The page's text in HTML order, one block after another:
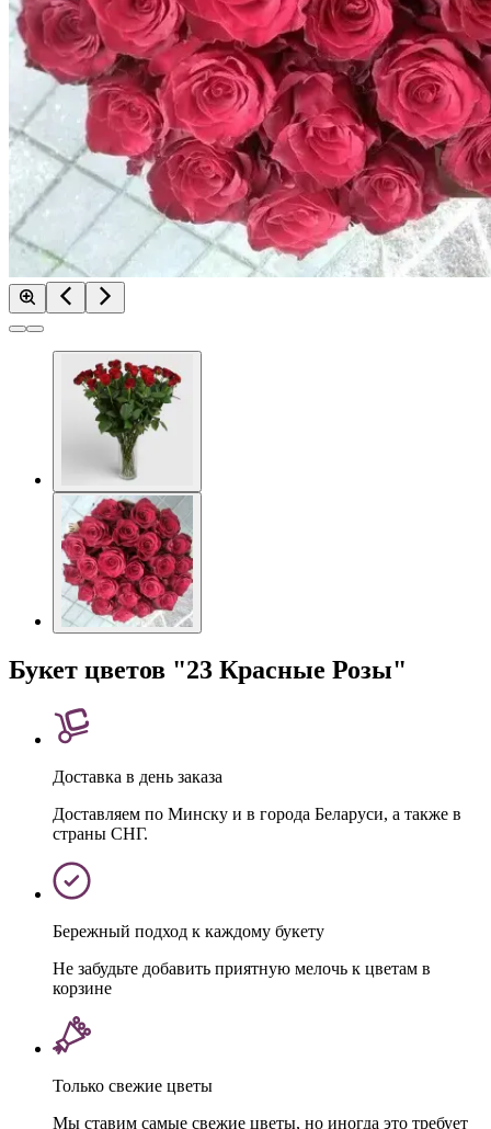
Букет цветов "23 Красные Розы"
Доставка в день заказа
Доставляем по Минску и в города Беларуси, а также в
страны СНГ.
Бережный подход к каждому букету
Не забудьте добавить приятную мелочь к цветам в
корзине
Только свежие цветы
Мы ставим самые свежие цветы, но иногда это требует